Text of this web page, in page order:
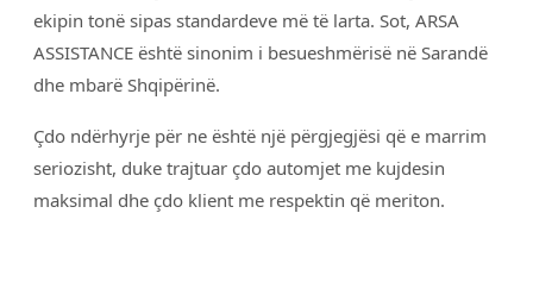
ekipin tonë sipas standardeve më të larta. Sot, ARSA
ASSISTANCE është sinonim i besueshmërisë në Sarandë
dhe mbarë Shqipërinë.
Çdo ndërhyrje për ne është një përgjegjësi që e marrim
seriozisht, duke trajtuar çdo automjet me kujdesin
maksimal dhe çdo klient me respektin që meriton.